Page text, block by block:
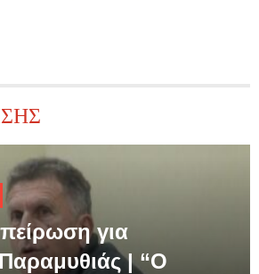
για
| “Ο